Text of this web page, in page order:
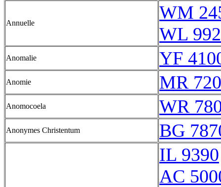
Annuelle
WM
WL
Anomalie YF
Anomie MR
Anomocoela WR
Anonymes Christentum BG
IL 9390
AC